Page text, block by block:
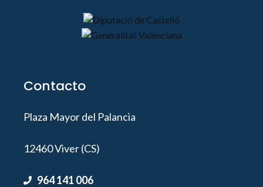
Contacto
Plaza Mayor del Palancia
12460 Viver (CS)
964 141 006